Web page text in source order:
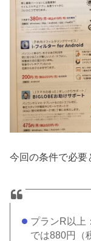
今回の条件で必
プランR以上
では880円（